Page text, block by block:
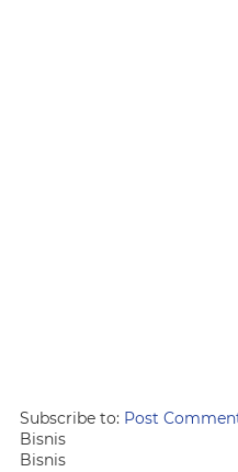
Subscribe to: Post
Bisnis
Bisnis